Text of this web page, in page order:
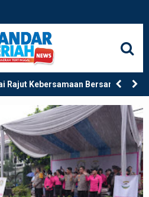
Rajut Kebersamaan Bersama
Ojek Online Kota Binjai